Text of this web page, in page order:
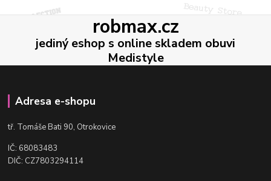
robmax.cz
jediný eshop s online skladem obuvi
Medistyle
Adresa e-shopu
tř. Tomáše Bati 90, Otrokovice
IČ: 68083483
DIČ: CZ7803294114